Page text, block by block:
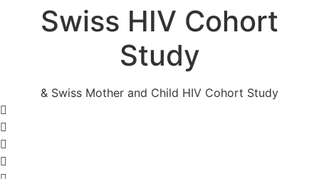
Swiss HIV Cohort
Study
& Swiss Mother and Child HIV Cohort Study